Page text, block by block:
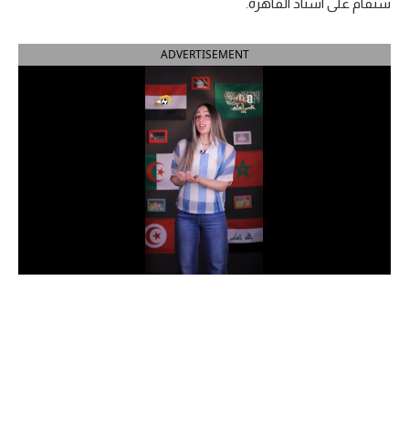
الدوري السعودي للمحترفين
دوري أبطال إفريقيا
ADVERTISEMENT